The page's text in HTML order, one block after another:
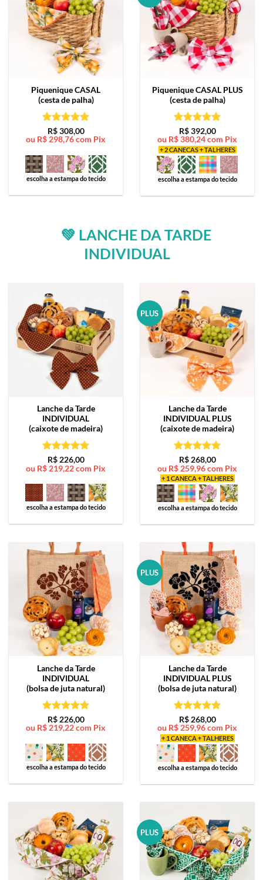
PiqueniqueCASAL
(cesta de palha)
Avaliação5
de 5
R$308,00
ou R$298,76com Pix
escolha a estampa do tecido
PiqueniqueCASAL PLUS
(cesta de palha)
Avaliação5
de 5
R$392,00
ou R$380,24com Pix
+ 2 CANECAS + TALHERES
escolha a estampa do tecido
💚 LANCHE DA TARDE
INDIVIDUAL
Lanche da Tarde
INDIVIDUAL
(caixote de madeira)
Avaliação5
de 5
R$226,00
ou R$ 219,22com Pix
escolha a estampa do tecido
PLUS
Lanche da Tarde
INDIVIDUAL PLUS
(caixote de madeira)
Avaliação5
de 5
R$268,00
ou R$ 259,96com Pix
+ 1 CANECA + TALHERES
escolha a estampa do tecido
Lanche da Tarde
INDIVIDUAL
(bolsa de juta natural)
Avaliação5
de 5
R$226,00
ou R$219,22com Pix
escolha a estampa do tecido
PLUS
Lanche da Tarde
INDIVIDUAL PLUS
(bolsa de juta natural)
Avaliação5
de 5
R$268,00
ou R$259,96com Pix
+ 1 CANECA + TALHERES
escolha a estampa do tecido
PLUS